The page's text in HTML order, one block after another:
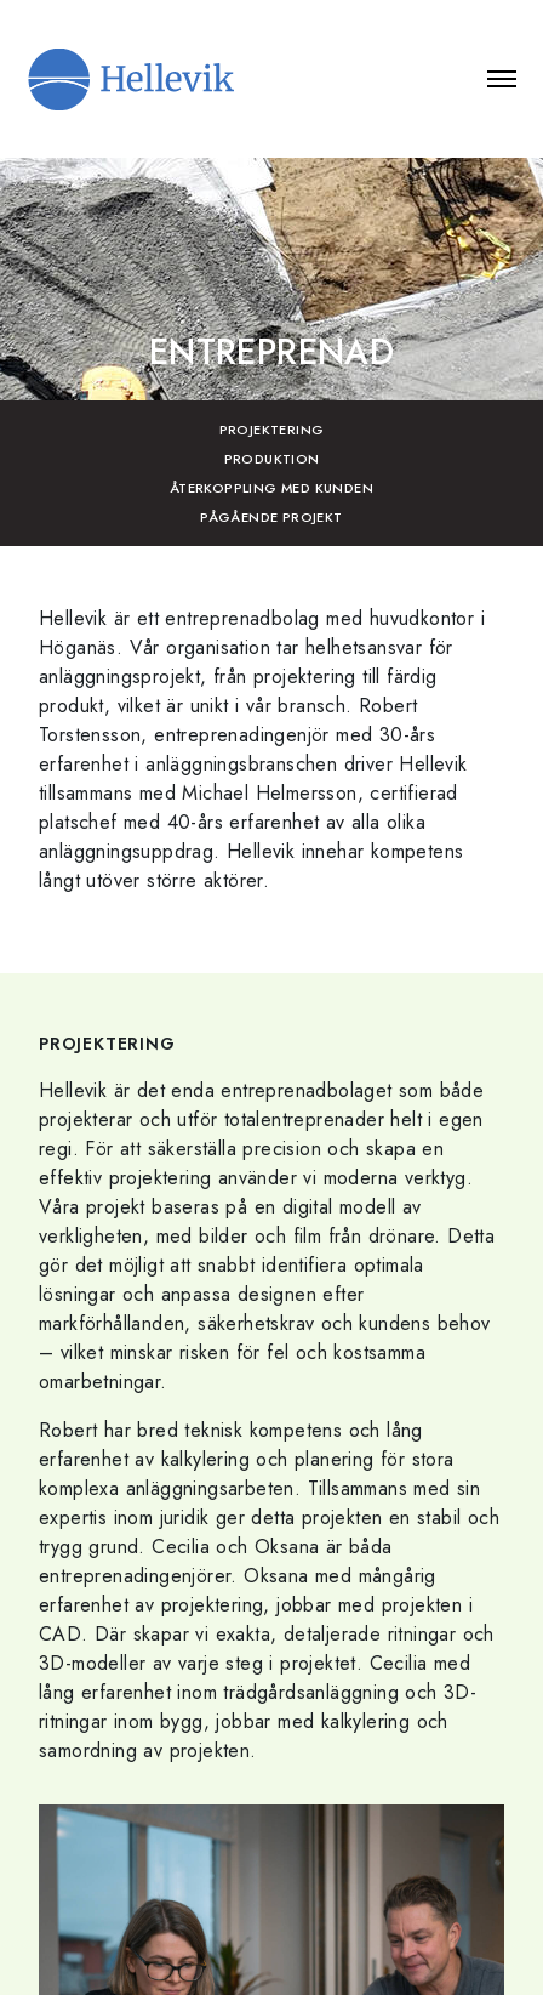
ENTREPRENAD
PROJEKTERING
PRODUKTION
ÅTERKOPPLING MED KUNDEN
PÅGÅENDE PROJEKT
Hellevik är ett entreprenadbolag med huvudkontor i
Höganäs. Vår organisation tar helhetsansvar för
anläggningsprojekt, från projektering till färdig
produkt, vilket är unikt i vår bransch. Robert
Torstensson, entreprenadingenjör med 30-års
erfarenhet i anläggningsbranschen driver Hellevik
tillsammans med Michael Helmersson, certifierad
platschef med 40-års erfarenhet av alla olika
anläggningsuppdrag. Hellevik innehar kompetens
långt utöver större aktörer.
PROJEKTERING
Hellevik är det enda entreprenadbolaget som både
projekterar och utför totalentreprenader helt i egen
regi. För att säkerställa precision och skapa en
effektiv projektering använder vi moderna verktyg.
Våra projekt baseras på en digital modell av
verkligheten, med bilder och film från drönare. Detta
gör det möjligt att snabbt identifiera optimala
lösningar och anpassa designen efter
markförhållanden, säkerhetskrav och kundens behov
– vilket minskar risken för fel och kostsamma
omarbetningar.
Robert har bred teknisk kompetens och lång
erfarenhet av kalkylering och planering för stora
komplexa anläggningsarbeten. Tillsammans med sin
expertis inom juridik ger detta projekten en stabil och
trygg grund. Cecilia och Oksana är båda
entreprenadingenjörer. Oksana med mångårig
erfarenhet av projektering, jobbar med projekten i
CAD. Där skapar vi exakta, detaljerade ritningar och
3D-modeller av varje steg i projektet. Cecilia med
lång erfarenhet inom trädgårdsanläggning och 3D-
ritningar inom bygg, jobbar med kalkylering och
samordning av projekten.